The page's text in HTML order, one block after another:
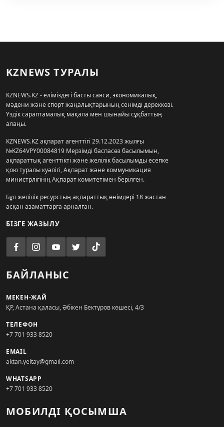
KZNEWS ТУРАЛЫ
KZNEWS.KZ - еліміздегі басты саяси, экономикалық,
мәдени және спорт жаңалықтарының сенімді дереккөзі.
Үздік сараптамалық мақала мен шынайы сұқбаттың
алаңы.
KZNEWS.KZ ақпарат агенттігі 29.12.2023 жылғы
№KZ64VPY00084819 Мерзімді баспасөз басылымын,
ақпараттық агенттікті және желілік басылымды есепке
қою туралы куәлігі, Ақпарат және коммуникация
министрлігінің Ақпарат комитетімен берілген.
Бұл желілік ресурстың ақпараттық өнімдері 18 жастан
асқан азаматтарға арналған.
БІЗГЕ ЖАЗЫЛУ
БАЙЛАНЫС
МЕКЕН-ЖАЙ
ҚР, Астана қаласы, Әбікен Бектұров көшесі, 4/3
ТЕЛЕФОН
+7 701 933 8520
EMAIL
aktan.yeltay@gmail.com
WHATSAPP
+7 701 933 8520
МОБИЛДІ ҚОСЫМША